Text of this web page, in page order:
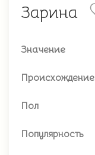
Зарина
Значение
Происхождение
Пол
Популярность